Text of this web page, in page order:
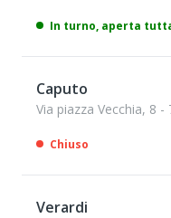
In turno, aperta
Caputo
Via piazza Vecchia, 8
Chiuso
Verardi